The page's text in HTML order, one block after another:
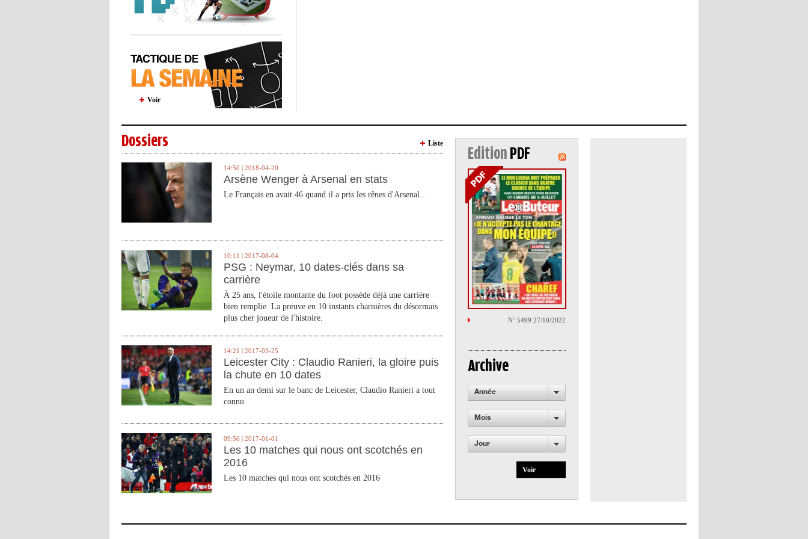
Voir
Dossiers Liste
14:50 | 2018-04-20
Arsène Wenger à Arsenal en stats
Le Français en avait 46 quand il a pris les rênes d'Arsenal...
10:11 | 2017-08-04
PSG : Neymar, 10 dates-clés dans sa
carrière
À 25 ans, l'étoile montante du foot possède déjà une carrière
bien remplie. La preuve en 10 instants charnières du désormais
plus cher joueur de l'histoire.
14:21 | 2017-03-25
Leicester City : Claudio Ranieri, la gloire puis
la chute en 10 dates
En un an demi sur le banc de Leicester, Claudio Ranieri a tout
connu.
09:56 | 2017-01-01
Les 10 matches qui nous ont scotchés en
2016
Les 10 matches qui nous ont scotchés en 2016
Edition PDF
N° 5499 27/10/2022
Archive
Année
Mois
Jour
Voir